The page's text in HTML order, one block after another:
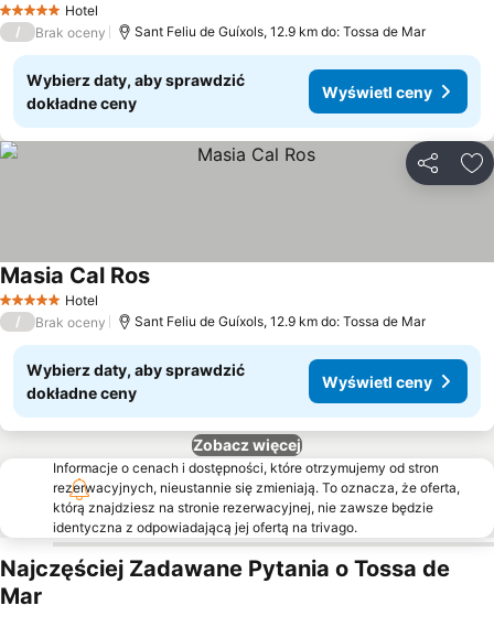
5 KategoriaHotel
/ Brak oceny Sant Feliu de Guíxols, 12.9 km do: Tossa de Mar
Wybierz daty, aby sprawdzić
dokładne ceny
Wyświetl ceny
5 KategoriaHotel
Masia Cal Ros
/ Brak oceny Sant Feliu de Guíxols, 12.9 km do: Tossa de Mar
Wybierz daty, aby sprawdzić
dokładne ceny
Wyświetl ceny
Zobacz więcej
Informacje o cenach i dostępności, które otrzymujemy od stron
rezerwacyjnych, nieustannie się zmieniają. To oznacza, że oferta,
którą znajdziesz na stronie rezerwacyjnej, nie zawsze będzie
identyczna z odpowiadającą jej ofertą na trivago.
Najczęściej Zadawane Pytania o Tossa de
Mar